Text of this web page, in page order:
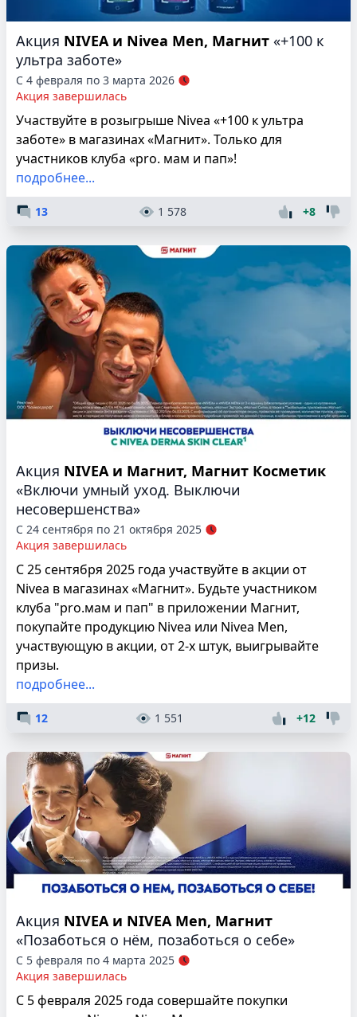
Акция NIVEA и Nivea Men, Магнит «+100 к
ультра заботе»
С 4 февраля по 3 марта 2026
Акция завершилась
Участвуйте в розыгрыше Nivea «+100 к ультра
заботе» в магазинах «Магнит». Только для
участников клуба «pro. мам и пап»!
подробнее...
13 1 578 +8
Акция NIVEA и Магнит, Магнит Косметик
«Включи умный уход. Выключи
несовершенства»
С 24 сентября по 21 октября 2025
Акция завершилась
С 25 сентября 2025 года участвуйте в акции от
Nivea в магазинах «Магнит». Будьте участником
клуба "pro.мам и пап" в приложении Магнит,
покупайте продукцию Nivea или Nivea Men,
участвующую в акции, от 2-х штук, выигрывайте
призы.
подробнее...
12 1 551 +12
Акция NIVEA и NIVEA Men, Магнит
«Позаботься о нём, позаботься о себе»
С 5 февраля по 4 марта 2025
Акция завершилась
С 5 февраля 2025 года совершайте покупки